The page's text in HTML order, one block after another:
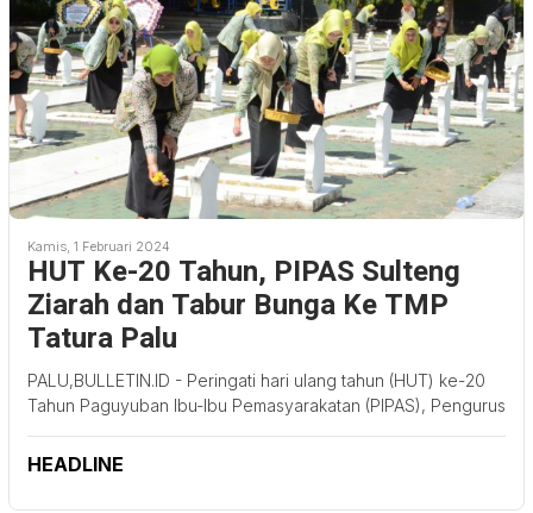
Kamis, 1 Februari 2024
HUT Ke-20 Tahun, PIPAS Sulteng
Ziarah dan Tabur Bunga Ke TMP
Tatura Palu
PALU,BULLETIN.ID - Peringati hari ulang tahun (HUT) ke-20
Tahun Paguyuban Ibu-Ibu Pemasyarakatan (PIPAS), Pengurus
HEADLINE